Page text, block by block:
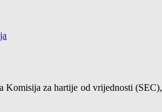
Komisija za hartije od vrijednosti (SEC),